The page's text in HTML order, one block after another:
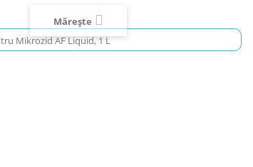
Mărește